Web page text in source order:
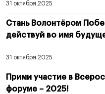
31 октября 2025
Стань Волонтёром
действуй во имя
31 октября 2025
Прими участие в
форуме – 2025!